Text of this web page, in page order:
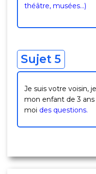
théâtre, musées…)
Sujet 5
Je suis votre voisin,
mon enfant de 3
moi des questions.